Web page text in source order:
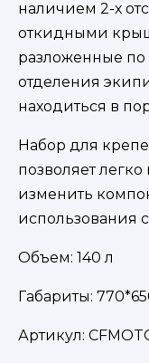
наличием 2-х
откидными
разложенные по
отделения
находиться в
Набор для
позволяет
изменить
использования
Объем: 140 л
Габариты:
Артикул: